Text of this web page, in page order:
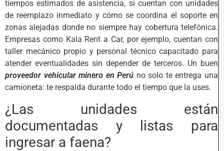
tiempos estimados de asistencia, si cuentan con unidades
de reemplazo inmediato y cómo se coordina el soporte en
zonas alejadas donde no siempre hay cobertura telefónica.
Empresas como Kala Rent a Car, por ejemplo, cuentan con
taller mecánico propio y personal técnico capacitado para
atender eventualidades sin depender de terceros. Un buen
proveedor vehicular minero en Perú no solo te entrega una
camioneta: te respalda durante todo el tiempo que la uses.
¿Las unidades están
documentadas y listas para
ingresar a faena?